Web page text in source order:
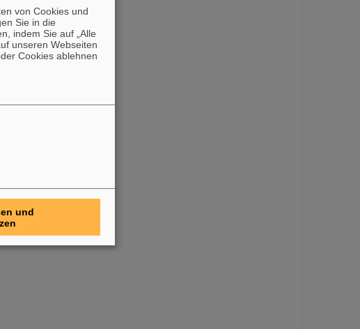
von Cookies und
Sie in die
indem Sie auf „Alle
unseren Webseiten
Cookies ablehnen
und